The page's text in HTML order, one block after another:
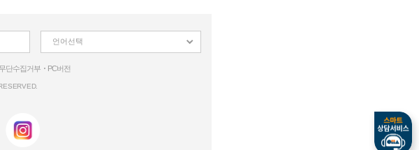
언어선택
단수집거부 PC버전